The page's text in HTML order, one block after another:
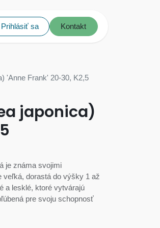
Prihlásiť sa Kontakt
'Anne Frank' 20-30, K2,5
japonica)
je známa svojimi
veľká, dorastá do výšky 1 až
a lesklé, ktoré vytvárajú
pre svoju schopnosť